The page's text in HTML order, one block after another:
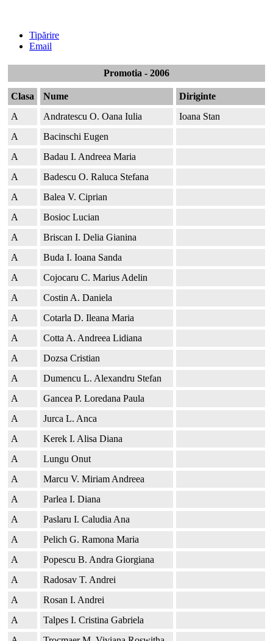
Tipărire
Email
Promotia - 2006
Clasa Nume
Diriginte
A
Andratescu O. Oana Iulia
Ioana Stan
A
Bacinschi Eugen
A
Badau I. Andreea Maria
A
Badescu O. Raluca Stefana
A
Balea V. Ciprian
A
Bosioc Lucian
A
Briscan I. Delia Gianina
A
Buda I. Ioana Sanda
A
Cojocaru C. Marius Adelin
A
Costin A. Daniela
A
Cotarla D. Ileana Maria
A
Cotta A. Andreea Lidiana
A
Dozsa Cristian
A
Dumencu L. Alexandru Stefan
A
Gancea P. Loredana Paula
A
Jurca L. Anca
A
Kerek I. Alisa Diana
A
Lungu Onut
A
Marcu V. Miriam Andreea
A
Parlea I. Diana
A
Paslaru I. Caludia Ana
A
Pelich G. Ramona Maria
A
Popescu B. Andra Giorgiana
A
Radosav T. Andrei
A
Rosan I. Andrei
A
Talpes I. Cristina Gabriela